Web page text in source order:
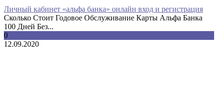
Личный кабинет «альфа банка» онлайн вход и регистрация
Сколько Стоит Годовое Обслуживание Карты Альфа Банка
100 Дней Без...
0
12.09.2020